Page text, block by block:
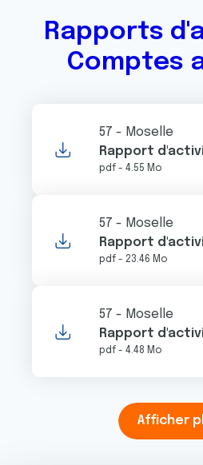
Rapports
Comptes
57 - Moselle
Rapport
pdf - 4.55 Mo
57 - Moselle
Rapport
pdf - 23.46 Mo
57 - Moselle
Rapport
pdf - 4.48 Mo
Afficher